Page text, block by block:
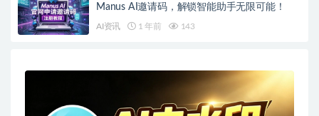
Manus AI邀请码，解锁智能助手无限可能！
AI资讯 1 年前 143